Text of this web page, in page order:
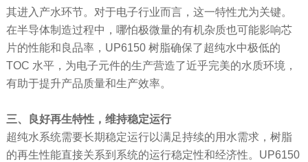
其进入产水环节。对于电子行业而言，这一特性尤为关键。
在半导体制造过程中，哪怕极微量的有机杂质也可能影响芯
片的性能和良品率，UP6150 树脂确保了超纯水中极低的
TOC 水平，为电子元件的生产营造了近乎完美的水质环境，
有助于提升产品质量和生产效率。
三、良好再生特性，维持稳定运行
超纯水系统需要长期稳定运行以满足持续的用水需求，树脂
的再生性能直接关系到系统的运行稳定性和经济性。UP6150